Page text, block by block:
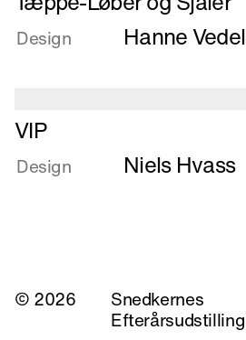
mere
om
Sjaler
Design Hanne Vedel
Læs
mere
om
VIP
Design Niels Hvass
© 2026
Snedkernes
Efterårsudstilling